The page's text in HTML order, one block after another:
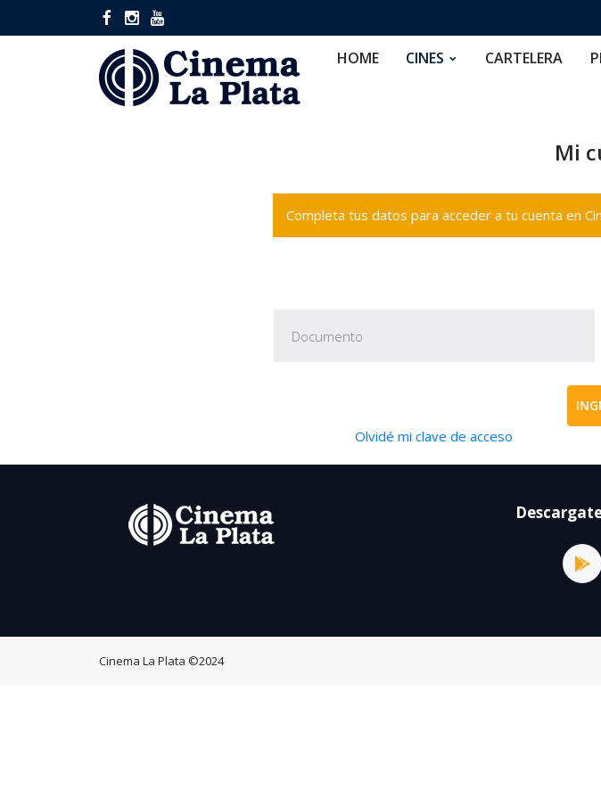
HOME CINES CARTELERA
Mi
Completa tus datos para acceder a tu cuenta en
Olvidé mi clave de acceso
Cinema La Plata ©2024